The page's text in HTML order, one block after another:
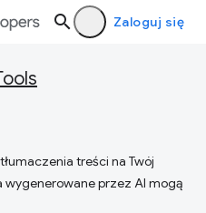
Zaloguj się
treści na Twój
wygenerowane przez AI mogą